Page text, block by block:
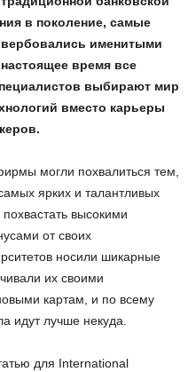
в поколение, самые
именитыми
время все
выбирают мир
вместо карьеры
могли похвалиться тем,
ярких и талантливых
высокими
от своих
носили шикарные
их своими
картам, и по всему
идут лучше некуда.
для International